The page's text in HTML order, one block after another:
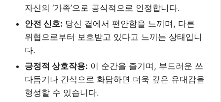
자신의 ‘가족’으로 공식적으로 인정합니다.
안전 신호: 당신 곁에서 편안함을 느끼며, 다른
위협으로부터 보호받고 있다고 느끼는 상태입니
다.
긍정적 상호작용: 이 순간을 즐기며, 부드러운 쓰
다듬기나 간식으로 화답하면 더욱 깊은 유대감을
형성할 수 있습니다.